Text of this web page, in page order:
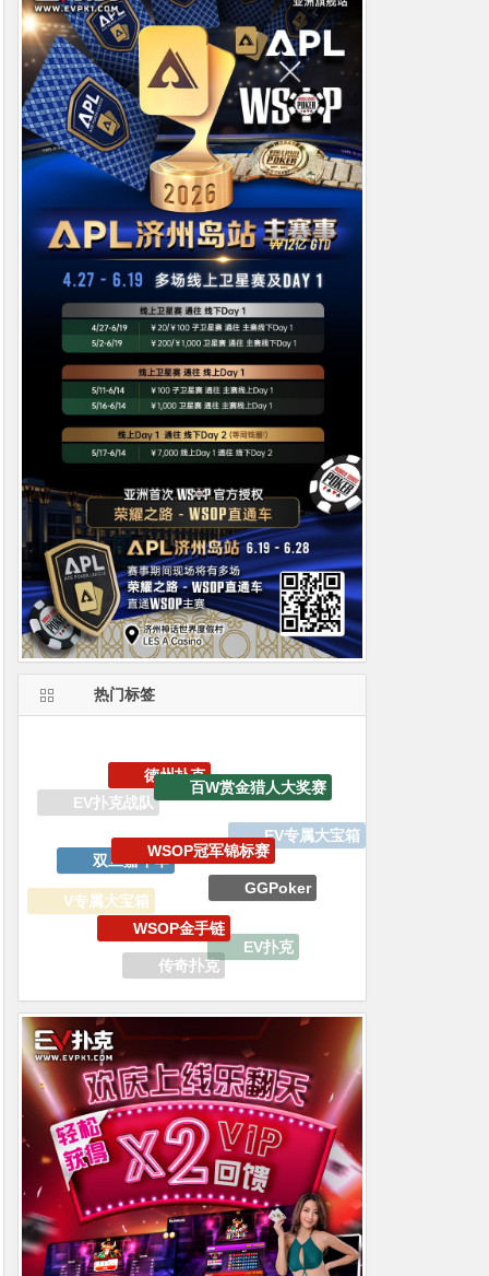
热门标签
生肖之王金手链嘉年华
GoG黄金游戏
V专属大宝箱
双旦嘉年华
WSOP冠军锦标赛
EV扑克
WSOP金手链